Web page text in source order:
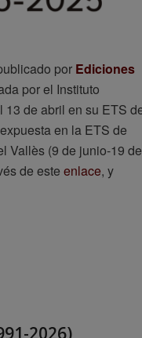
por Ediciones
por el Instituto
de abril en su ETS
en la ETS de
Vallès (9 de junio-19 de
de este enlace, y
2026)